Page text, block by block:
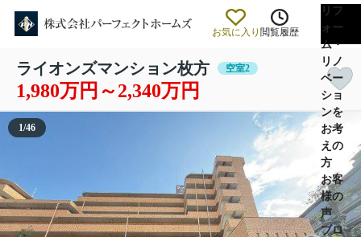
お気に入り 閲覧履歴
リフ
ォー
ム・
リノ
ベー
ショ
ンを
お考
えの
方
お客
様の
声
ブロ
ライオンズマンション枚方 空室2
1,980万円～2,340万円
1/46